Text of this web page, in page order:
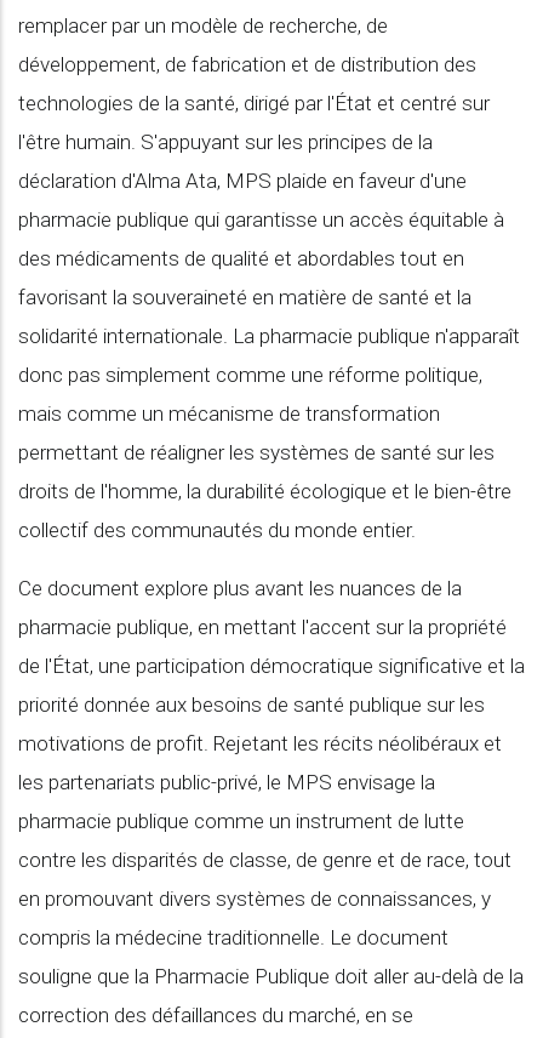
remplacer par un modèle de recherche, de
développement, de fabrication et de distribution des
technologies de la santé, dirigé par l'État et centré sur
l'être humain. S'appuyant sur les principes de la
déclaration d'Alma Ata, MPS plaide en faveur d'une
pharmacie publique qui garantisse un accès équitable à
des médicaments de qualité et abordables tout en
favorisant la souveraineté en matière de santé et la
solidarité internationale. La pharmacie publique n'apparaît
donc pas simplement comme une réforme politique,
mais comme un mécanisme de transformation
permettant de réaligner les systèmes de santé sur les
droits de l'homme, la durabilité écologique et le bien-être
collectif des communautés du monde entier.
Ce document explore plus avant les nuances de la
pharmacie publique, en mettant l'accent sur la propriété
de l'État, une participation démocratique significative et la
priorité donnée aux besoins de santé publique sur les
motivations de profit. Rejetant les récits néolibéraux et
les partenariats public-privé, le MPS envisage la
pharmacie publique comme un instrument de lutte
contre les disparités de classe, de genre et de race, tout
en promouvant divers systèmes de connaissances, y
compris la médecine traditionnelle. Le document
souligne que la Pharmacie Publique doit aller au-delà de la
correction des défaillances du marché, en se